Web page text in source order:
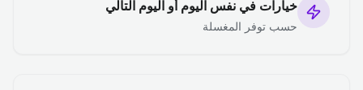
خيارات في نفس اليوم أو اليوم التالي
حسب توفر المغسلة